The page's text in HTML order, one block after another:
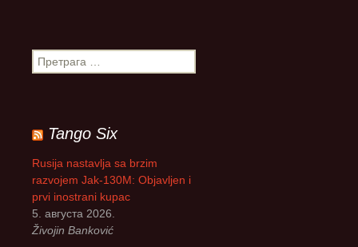
П
р
а
г
а
:
Tango Six
Rusija nastavlja sa brzim
razvojem Jak-130M: Objavljen i
prvi inostrani kupac
5. августа 2026.
Živojin Banković